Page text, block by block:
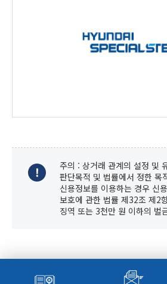
주의 : 상거래 관계의 설정 및
판단목적 및 법률에서 정한 목
신용정보를 이용하는 경우 신
보호에 관한 법률 제32조 제2
징역 또는 3천만 원 이하의 벌